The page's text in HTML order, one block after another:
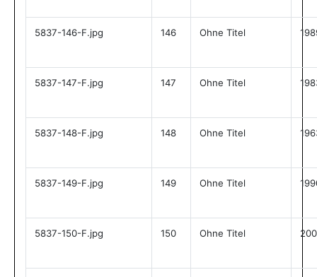
5837-146-F.jpg 146 Ohne Titel
5837-147-F.jpg 147 Ohne Titel
5837-148-F.jpg 148 Ohne Titel
5837-149-F.jpg 149 Ohne Titel
5837-150-F.jpg 150 Ohne Titel